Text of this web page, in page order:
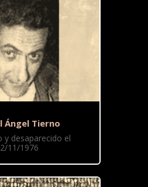
Ángel Tierno
y desaparecido el
11/1976